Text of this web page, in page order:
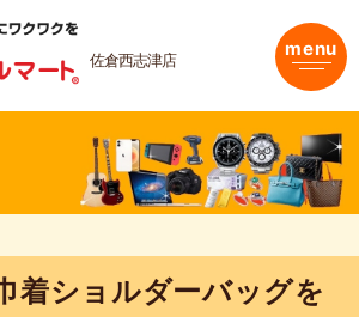
佐倉西志津店 menu
着ショルダーバッグを